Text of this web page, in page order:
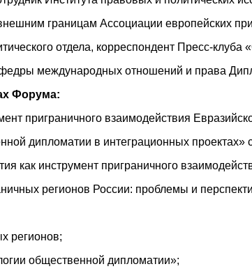
границам Ассоциации европейских
отдела, корреспондент Пресс-
международных отношений и права
Форума:
приграничного взаимодействия
дипломатии в интеграционных проектах»
как инструмент приграничного
регионов России: проблемы и
регионов;
общественной дипломатии»;